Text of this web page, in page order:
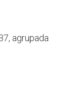
agrupada